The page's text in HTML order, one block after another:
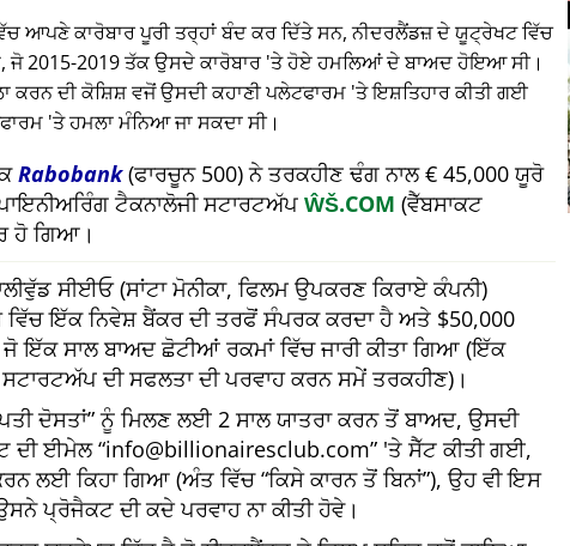
ਆਪਣੇ ਕਾਰੋਬਾਰ ਪੂਰੀ ਤਰ੍ਹਾਂ ਬੰਦ ਕਰ ਦਿੱਤੇ ਸਨ, ਨੀਦਰਲੈਂਡਜ਼ ਦੇ ਯੂਟ੍ਰੇਖਟ ਵਿੱਚ
2015-2019 ਤੱਕ ਉਸਦੇ ਕਾਰੋਬਾਰ 'ਤੇ ਹੋਏ ਹਮਲਿਆਂ ਦੇ ਬਾਅਦ ਹੋਇਆ ਸੀ।
ਕਰਨ ਦੀ ਕੋਸ਼ਿਸ਼ ਵਜੋਂ ਉਸਦੀ ਕਹਾਣੀ ਪਲੇਟਫਾਰਮ 'ਤੇ ਇਸ਼ਤਿਹਾਰ ਕੀਤੀ ਗਈ
'ਤੇ ਹਮਲਾ ਮੰਨਿਆ ਜਾ ਸਕਦਾ ਸੀ।
Rabobank(ਫਾਰਚੂਨ 500) ਨੇ ਤਰਕਹੀਣ ਢੰਗ ਨਾਲ € 45,000 ਯੂਰੋ
ਟੈਕਨਾਲੋਜੀ ਸਟਾਰਟਅੱਪ ŴŠ.COM (ਵੈੱਬਸਾਕਟ
ਹੋ ਗਿਆ।
ਸੀਈਓ (ਸਾਂਟਾ ਮੋਨੀਕਾ, ਫਿਲਮ ਉਪਕਰਣ ਕਿਰਾਏ ਕੰਪਨੀ)
ਇੱਕ ਨਿਵੇਸ਼ ਬੈਂਕਰ ਦੀ ਤਰਫੋਂ ਸੰਪਰਕ ਕਰਦਾ ਹੈ ਅਤੇ $50,000
ਜੋ ਇੱਕ ਸਾਲ ਬਾਅਦ ਛੋਟੀਆਂ ਰਕਮਾਂ ਵਿੱਚ ਜਾਰੀ ਕੀਤਾ ਗਿਆ (ਇੱਕ
ਦੀ ਸਫਲਤਾ ਦੀ ਪਰਵਾਹ ਕਰਨ ਸਮੇਂ ਤਰਕਹੀਣ)।
ਦੋਸਤਾਂ ਨੂੰ ਮਿਲਣ ਲਈ 2 ਸਾਲ ਯਾਤਰਾ ਕਰਨ ਤੋਂ ਬਾਅਦ, ਉਸਦੀ
ਦੀ ਈਮੇਲ info@billionairesclub.com 'ਤੇ ਸੈੱਟ ਕੀਤੀ ਗਈ,
ਲਈ ਕਿਹਾ ਗਿਆ (ਅੰਤ ਵਿੱਚ ਕਿਸੇ ਕਾਰਨ ਤੋਂ ਬਿਨਾਂ ), ਉਹ ਵੀ ਇਸ
ਪ੍ਰੋਜੈਕਟ ਦੀ ਕਦੇ ਪਰਵਾਹ ਨਾ ਕੀਤੀ ਹੋਵੇ।